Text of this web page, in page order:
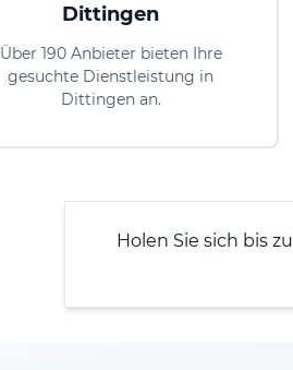
Dittingen
Über 190 Anbieter bieten Ihre
gesuchte Dienstleistung in
Dittingen an.
Holen Sie sich bis zu